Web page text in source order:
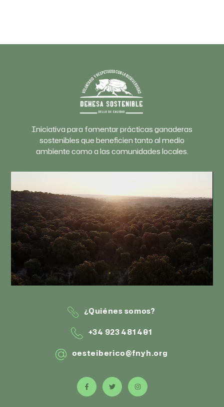
Iniciativa para fomentar prácticas ganaderas
sostenibles que beneficien tanto al medio
ambiente como a las comunidades locales.
¿Quiénes somos?
+34 923 481 401
oesteiberico@fnyh.org